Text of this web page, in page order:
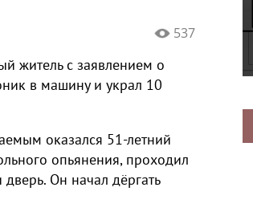
537
житель с заявлением о
в машину и украл 10
оказался 51-летний
опьянения, проходил
Он начал дёргать